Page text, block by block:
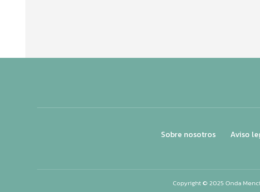
Sobre nosotros Aviso
Copyright © 2025 Onda